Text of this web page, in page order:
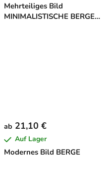
Mehrteiliges Bild
MINIMALISTISCHE BERGE
Modernes Bild BERGE
ab 21,10 €
Auf Lager